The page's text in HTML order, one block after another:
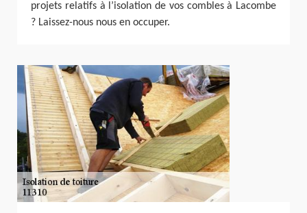
projets relatifs à l’isolation de vos combles à Lacombe
? Laissez-nous nous en occuper.